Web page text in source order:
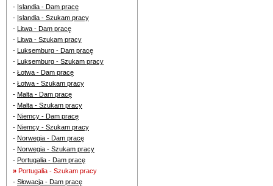
- Islandia - Dam pracę
- Islandia - Szukam pracy
- Litwa - Dam pracę
- Litwa - Szukam pracy
- Luksemburg - Dam pracę
- Luksemburg - Szukam pracy
- Łotwa - Dam pracę
- Łotwa - Szukam pracy
- Malta - Dam pracę
- Malta - Szukam pracy
- Niemcy - Dam pracę
- Niemcy - Szukam pracy
- Norwegia - Dam pracę
- Norwegia - Szukam pracy
- Portugalia - Dam pracę
» Portugalia - Szukam pracy
- Słowacja - Dam pracę